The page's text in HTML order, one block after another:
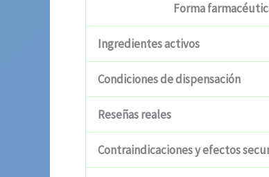
Forma
Ingredientes activos
Condiciones de dispensación
Reseñas reales
Contraindicaciones y efectos